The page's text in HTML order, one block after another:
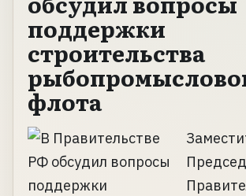
поддержки
строительства
флота